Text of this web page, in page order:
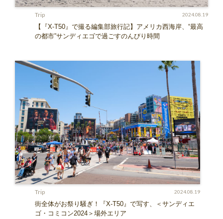
Trip 2024.08.19
【『X-T50』で撮る編集部旅行記】アメリカ西海岸、“最高
の都市”サンディエゴで過ごすのんびり時間
Trip 2024.08.19
街全体がお祭り騒ぎ！『X-T50』で写す、＜サンディエ
ゴ・コミコン2024＞場外エリア